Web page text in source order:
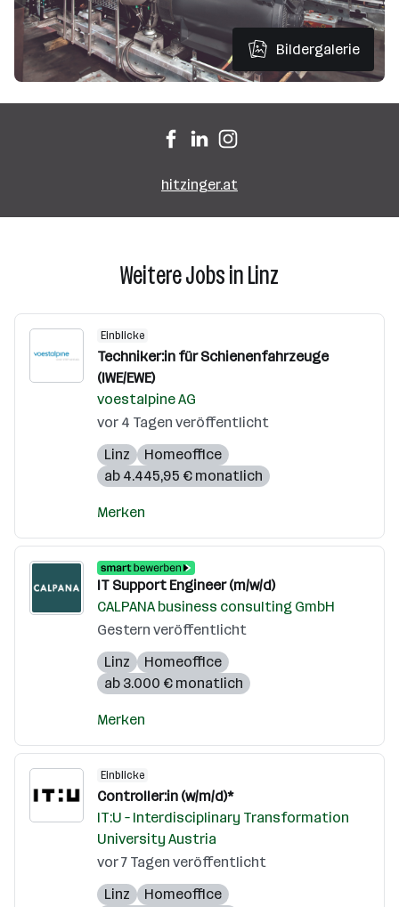
Bildergalerie
hitzinger.at
Weitere Jobs in Linz
Einblicke
Techniker:in für Schienenfahrzeuge
(IWE/EWE)
voestalpine AG
vor 4 Tagen veröffentlicht
Linz
Homeoffice
ab 4.445,95 € monatlich
Merken
IT Support Engineer (m/w/d)
CALPANA business consulting GmbH
Gestern veröffentlicht
Linz
Homeoffice
ab 3.000 € monatlich
Merken
Einblicke
Controller:in (w/m/d)*
IT:U – Interdisciplinary Transformation
University Austria
vor 7 Tagen veröffentlicht
Linz
Homeoffice